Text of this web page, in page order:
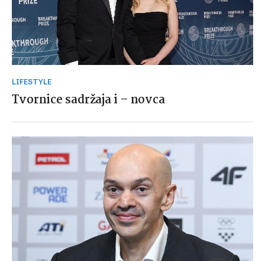
LIFESTYLE
Tvornice sadržaja i – novca